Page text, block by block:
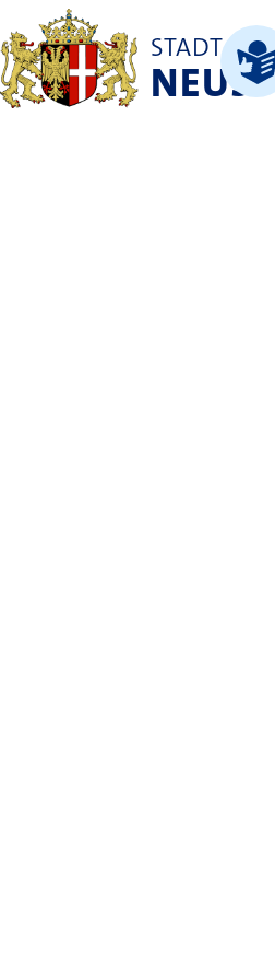
STADT
NEUSS